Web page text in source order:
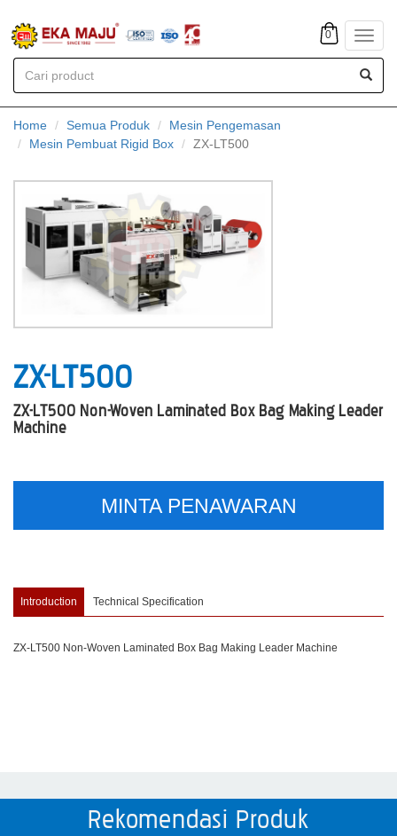
0
Home Semua Produk
Mesin Pengemasan
Mesin Pembuat Rigid Box
ZX-LT500
ZX-LT500
ZX-LT500 Non-Woven Laminated Box Bag Making Leader
Machine
MINTA PENAWARAN
Introduction Technical Specification
ZX-LT500 Non-Woven Laminated Box Bag Making Leader Machine
Rekomendasi Produk